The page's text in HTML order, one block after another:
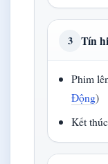
3 Tín
Phim
Động)
Kết